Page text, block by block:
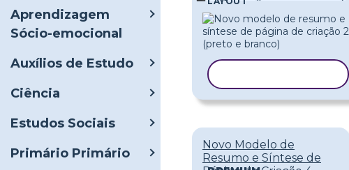
Aprendizagem
Sócio-emocional
Auxílios de Estudo
Ciência
Estudos Sociais
Primário Primário
Novo Modelo de
Resumo e Síntese de